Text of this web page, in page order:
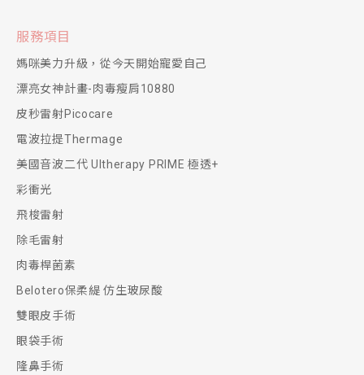
服務項目
媽咪美力升級，從今天開始寵愛自己
漂亮女神計畫-肉毒瘦肩10880
皮秒雷射Picocare
電波拉提Thermage
美國音波二代 Ultherapy PRIME 極透+
彩衝光
飛梭雷射
除毛雷射
肉毒桿菌素
Belotero保柔緹 仿生玻尿酸
雙眼皮手術
眼袋手術
隆鼻手術